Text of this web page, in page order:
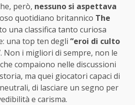
però, nessuno si aspettava
quotidiano britannico The
una classifica tanto curiosa
una top ten degli “eroi di culto
. Non i migliori di sempre, non le
compaiono nelle discussioni
ma quei giocatori capaci di
di lasciare un segno per
e carisma.